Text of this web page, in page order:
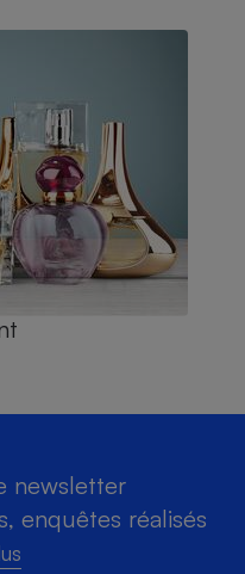
newsletter
enquêtes réalisés